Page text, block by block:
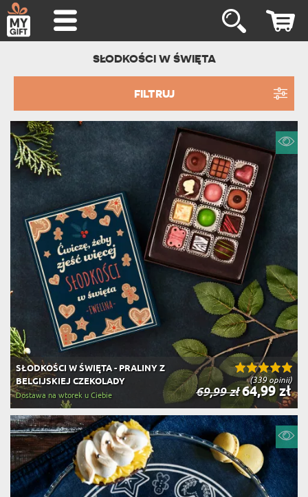
SŁODKOŚCI W ŚWIĘTA
FILTRUJ
(339 opinii)
SŁODKOŚCI W ŚWIĘTA - PRALINY Z
BELGIJSKIEJ CZEKOLADY
69,99 zł64,99 zł
Dostawa na wtorek u Ciebie